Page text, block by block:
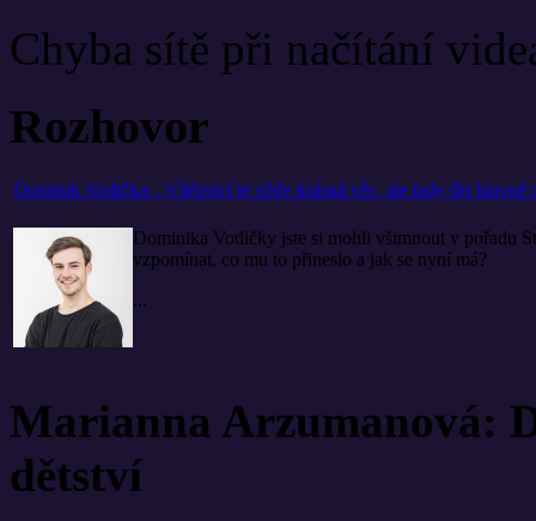
Chyba sítě při načítání
Rozhovor
Dominik Vodička: „Vítězství je vždy krásná věc, ale tady šlo hlavně
Dominika Vodičky jste si mohli všimnout v pořadu
vzpomínat, co mu to přineslo a jak se nyní má?
...
Marianna Arzumanová:
dětství